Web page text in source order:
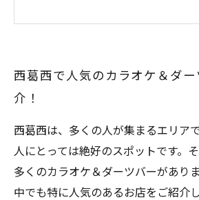
西葛西で人気のカラオケ＆ダ
介！
西葛西は、多くの人が集まるエリア
人にとっては絶好のスポットです。
多くのカラオケ＆ダーツバーがあり
中でも特に人気のあるお店をご紹介